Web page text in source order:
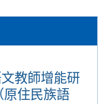
教師增能研
住民族語